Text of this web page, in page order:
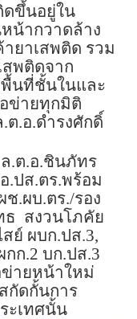
ดขึ้นอยู่ใน
หน้ากวาดล้าง
ยาเสพติด รวม
สพติดจาก
พื้นที่ชั้นในและ
ข่ายทุกมิติ
ต.อ.ดำรงศักดิ์
.ต.อ.ชินภัทร
.ปส.ตร.พร้อม
.ผบ.ตร./รอง
ธ สงวนโภคัย
ย์ ผบก.ปส.3,
ก.2 บก.ปส.3
ข่ายหน้าใหม่
กัดกั้นการ
ะเทศนั้น